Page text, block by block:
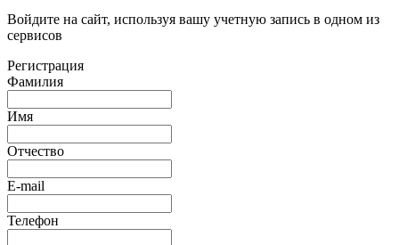
Войдите на сайт, используя вашу учетную запись в одном из
сервисов
Регистрация
Фамилия
Имя
Отчество
E-mail
Телефон